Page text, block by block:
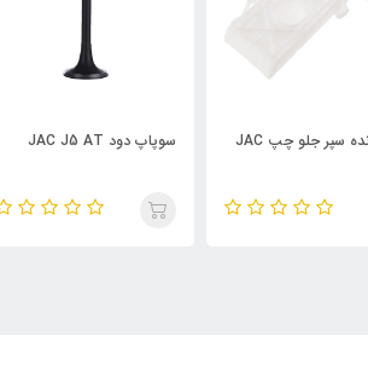
نگهدارنده سپر جلو چپ JAC
سوپاپ دود JAC J5 AT